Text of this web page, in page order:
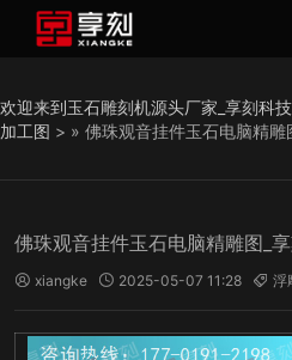
欢迎来到玉石雕刻机源头厂家_享刻科技
加工图 > » 佛珠观音挂件玉石电脑精雕
佛珠观音挂件玉石电脑精雕图_
 xiangke  2025-05-07 11:28  浮